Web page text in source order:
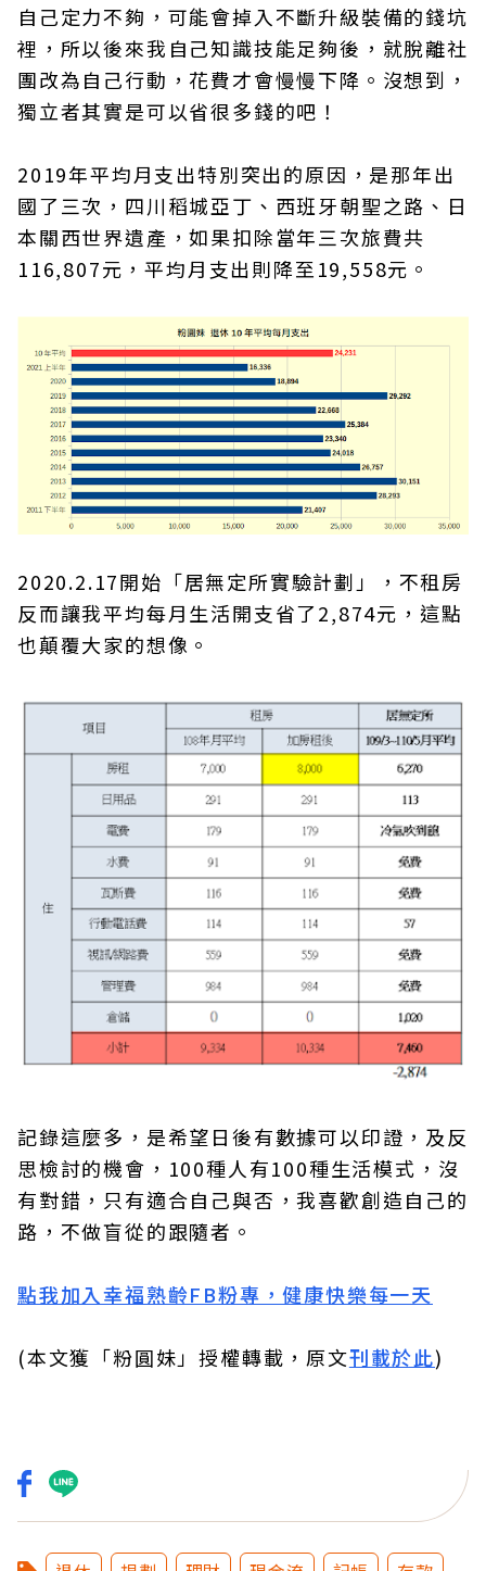
自己定力不夠，可能會掉入不斷升級裝備的錢坑
裡，所以後來我自己知識技能足夠後，就脫離社
團改為自己行動，花費才會慢慢下降。沒想到，
獨立者其實是可以省很多錢的吧！
2019年平均月支出特別突出的原因，是那年出
國了三次，四川稻城亞丁、西班牙朝聖之路、日
本關西世界遺產，如果扣除當年三次旅費共
116,807元，平均月支出則降至19,558元。
2020.2.17開始「居無定所實驗計劃」，不租房
反而讓我平均每月生活開支省了2,874元，這點
也顛覆大家的想像。
記錄這麼多，是希望日後有數據可以印證，及反
思檢討的機會，100種人有100種生活模式，沒
有對錯，只有適合自己與否，我喜歡創造自己的
路，不做盲從的跟隨者。
點我加入幸福熟齡FB粉專，健康快樂每一天
(本文獲「粉圓妹」授權轉載，原文刊載於此)